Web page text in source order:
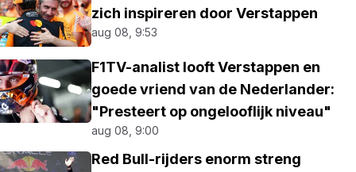
zich inspireren door Verstappen
aug 08, 9:53
F1TV-analist looft Verstappen en
goede vriend van de Nederlander:
"Presteert op ongelooflijk niveau"
aug 08, 9:00
Red Bull-rijders enorm streng